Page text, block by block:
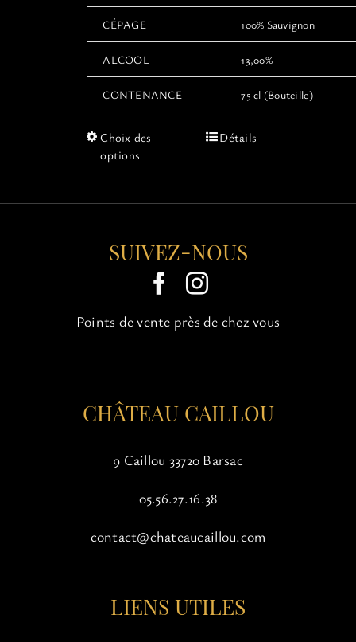
CÉPAGE 100% Sauvignon
ALCOOL 13,00%
CONTENANCE 75 cl (Bouteille)
Choix des
options
Ce
variations.
options
peuvent
être
choisies
la
Détails
SUIVEZ-NOUS
Points de vente près de chez vous
CHÂTEAU CAILLOU
9 Caillou 33720 Barsac
05.56.27.16.38
contact@chateaucaillou.com
LIENS UTILES